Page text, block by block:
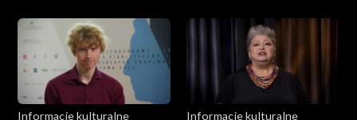
Informacje kulturalne
Informacje kulturalne